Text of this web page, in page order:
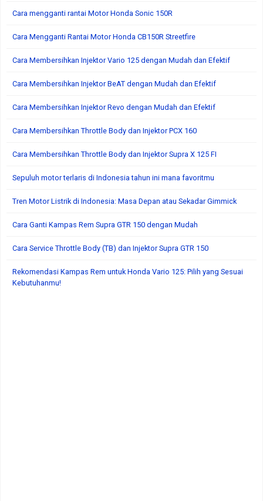
Cara mengganti rantai Motor Honda Sonic 150R
Cara Mengganti Rantai Motor Honda CB150R Streetfire
Cara Membersihkan Injektor Vario 125 dengan Mudah dan Efektif
Cara Membersihkan Injektor BeAT dengan Mudah dan Efektif
Cara Membersihkan Injektor Revo dengan Mudah dan Efektif
Cara Membersihkan Throttle Body dan Injektor PCX 160
Cara Membersihkan Throttle Body dan Injektor Supra X 125 FI
Sepuluh motor terlaris di Indonesia tahun ini mana favoritmu
Tren Motor Listrik di Indonesia: Masa Depan atau Sekadar Gimmick
Cara Ganti Kampas Rem Supra GTR 150 dengan Mudah
Cara Service Throttle Body (TB) dan Injektor Supra GTR 150
Rekomendasi Kampas Rem untuk Honda Vario 125: Pilih yang Sesuai
Kebutuhanmu!